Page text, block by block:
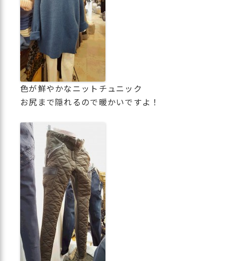
色が鮮やかなニットチュニック
お尻まで隠れるので暖かいですよ！